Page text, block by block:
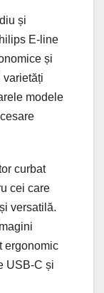
și
E-line
și
varietăți
modele
curbat
cei care
versatilă.
ergonomic
USB-C și